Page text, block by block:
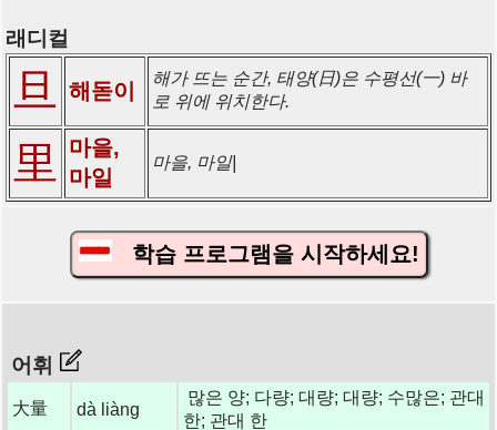
래디컬
旦 해돋이
해가 뜨는 순간, 태양(日)은 수평선(一) 바
로 위에 위치한다.
里
마을,
마일
마을, 마일|
학습 프로그램을 시작하세요!
어휘
大量 dà liàng
많은 양; 다량; 대량; 대량; 수많은; 관대
한; 관대 한